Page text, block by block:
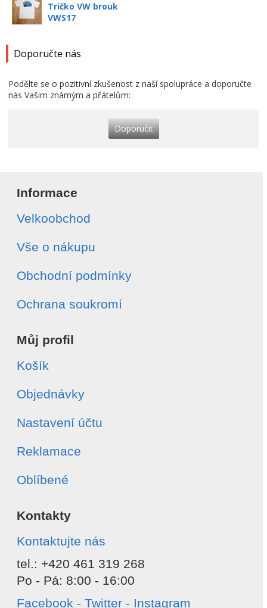
Tričko VW brouk
VWS17
Doporučte nás
Podělte se o pozitivní zkušenost z naší spolupráce a doporučte
nás Vašim známým a přátelům:
Doporučit
Informace
Velkoobchod
Vše o nákupu
Obchodní podmínky
Ochrana soukromí
Můj profil
Košík
Objednávky
Nastavení účtu
Reklamace
Oblíbené
Kontakty
Kontaktujte nás
tel.: +420 461 319 268
Po - Pá: 8:00 - 16:00
Facebook - Twitter - Instagram